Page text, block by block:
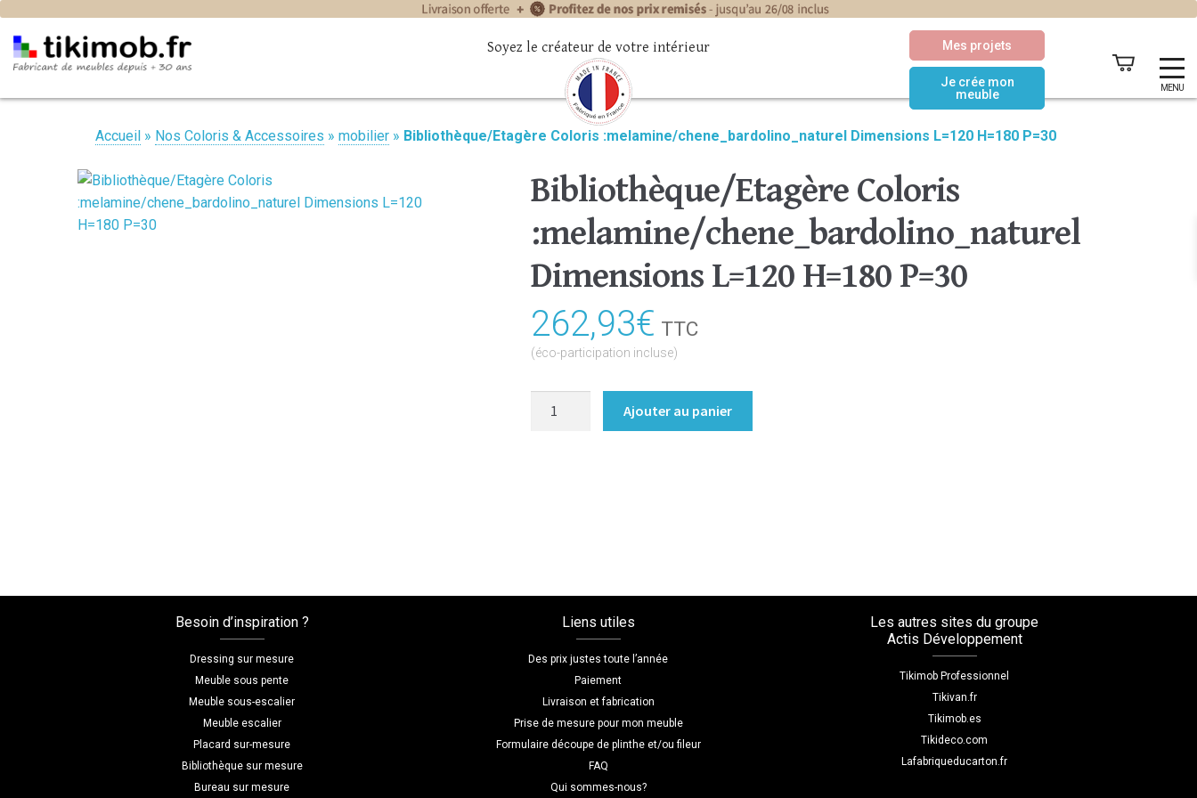
MENU
Mes projets
Je crée mon
meuble
Soyez le créateur de votre intérieur
Accueil » Nos Coloris & Accessoires » mobilier » Bibliothèque/Etagère Coloris :melamine/chene_bardolino_naturel Dimensions L=120 H=180 P=30
Bibliothèque/Etagère Coloris
:melamine/chene_bardolino_naturel
Dimensions L=120 H=180 P=30
262,93€ TTC
(éco-participation incluse)
Ajouter au panier
Besoin d’inspiration ?
Dressing sur mesure
Meuble sous pente
Meuble sous-escalier
Meuble escalier
Placard sur-mesure
Bibliothèque sur mesure
Bureau sur mesure
Liens utiles
Des prix justes toute l’année
Paiement
Livraison et fabrication
Prise de mesure pour mon meuble
Formulaire découpe de plinthe et/ou fileur
FAQ
Qui sommes-nous?
Les autres sites du groupe
Actis Développement
Tikimob Professionnel
Tikivan.fr
Tikimob.es
Tikideco.com
Lafabriqueducarton.fr